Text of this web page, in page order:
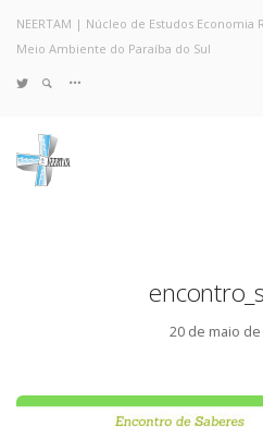
Resultados
Coleta no Estado
Artigos
NEERTAM | Núcleo de Estudos
Meio Ambiente do Paraíba do Sul
20 de maio de